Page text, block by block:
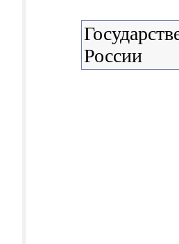
России